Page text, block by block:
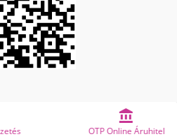
OTP Online Áruhitel